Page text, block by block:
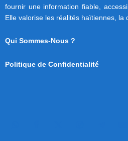
fournir une information fiable,
Elle valorise les réalités haïtiennes, la
Qui Sommes-Nous ?
Politique de Confidentialité